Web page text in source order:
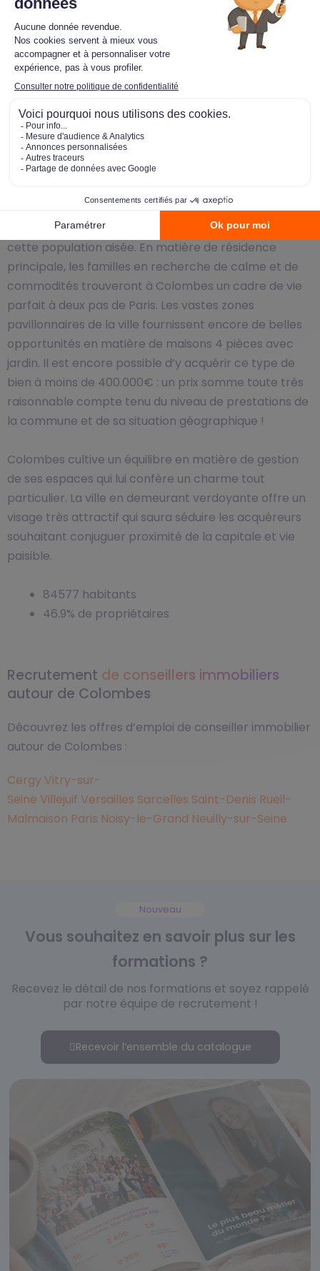
modernes en bord de Seine, c’est l’importance des
zones pavillonnaires qui caractérise cette ville de la
petite couronne parisienne. En outre, bien que dense,
la ville qui soigne ses espaces verts offre notamment
avec le superbe parc Lagravère (11 hectares dédiés à
la détente et au sport en bord de Seine). Des rues
sûres et propres complètent les atouts de Colombes
qui propose au final un cadre de vie très attractif.
sociétés de l’Ouest parisien, Colombes est idéale pour
réaliser un investissement locatif à destination de
cette population aisée. En matière de résidence
principale, les familles en recherche de calme et de
commodités trouveront à Colombes un cadre de vie
parfait à deux pas de Paris. Les vastes zones
pavillonnaires de la ville fournissent encore de belles
opportunités en matière de maisons 4 pièces avec
jardin. Il est encore possible d’y acquérir ce type de
bien à moins de 400.000€ : un prix somme toute très
raisonnable compte tenu du niveau de prestations de
la commune et de sa situation géographique !
Colombes cultive un équilibre en matière de gestion
de ses espaces qui lui confère un charme tout
particulier. La ville en demeurant verdoyante offre un
visage très attractif qui saura séduire les acquéreurs
souhaitant conjuguer proximité de la capitale et vie
paisible.
84577 habitants
46.9% de propriétaires
Recrutement de conseillers immobiliers
autour de Colombes
Découvrez les offres d’emploi de conseiller immobilier
autour de Colombes :
CergyVitry-sur-
Seine Villejuif Versailles Sarcelles Saint-Denis Rueil-
Malmaison Paris Noisy-le-Grand Neuilly-sur-Seine
Nouveau
Vous souhaitez en savoir plus sur les
formations ?
Recevez le détail de nos formations et soyez rappelé
par notre équipe de recrutement !
Recevoir l’ensemble du catalogue